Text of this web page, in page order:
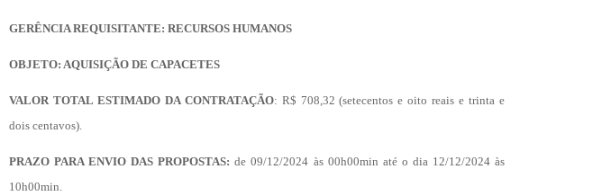
GERÊNCIA REQUISITANTE: RECURSOS HUMANOS
OBJETO: AQUISIÇÃO DE CAPACETES
VALOR TOTAL ESTIMADO DA CONTRATAÇÃO: R$ 708,32 (setecentos e oito reais e trinta e
dois centavos).
PRAZO PARA ENVIO DAS PROPOSTAS:de 09/12/2024 às 00h00min até o dia 12/12/2024 às
10h00min.